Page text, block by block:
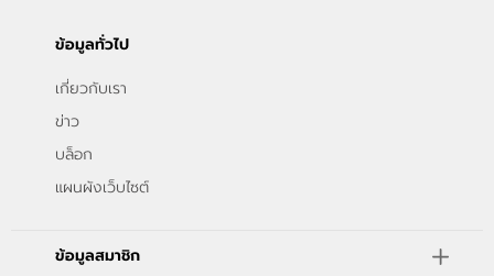
ข้อมูลทั่วไป
เกี่ยวกับเรา
ข่าว
บล็อก
แผนผังเว็บไซต์
ข้อมูลสมาชิก